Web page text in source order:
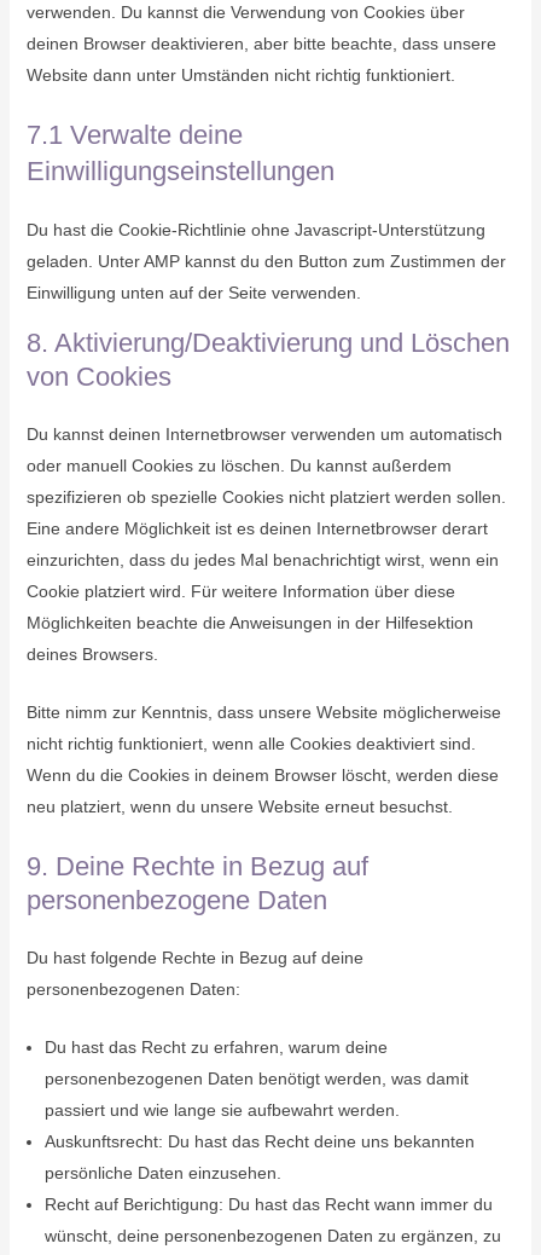
verwenden. Du kannst die Verwendung von Cookies über
deinen Browser deaktivieren, aber bitte beachte, dass unsere
Website dann unter Umständen nicht richtig funktioniert.
7.1 Verwalte deine
Einwilligungseinstellungen
Du hast die Cookie-Richtlinie ohne Javascript-Unterstützung
geladen. Unter AMP kannst du den Button zum Zustimmen der
Einwilligung unten auf der Seite verwenden.
8. Aktivierung/Deaktivierung und Löschen
von Cookies
Du kannst deinen Internetbrowser verwenden um automatisch
oder manuell Cookies zu löschen. Du kannst außerdem
spezifizieren ob spezielle Cookies nicht platziert werden sollen.
Eine andere Möglichkeit ist es deinen Internetbrowser derart
einzurichten, dass du jedes Mal benachrichtigt wirst, wenn ein
Cookie platziert wird. Für weitere Information über diese
Möglichkeiten beachte die Anweisungen in der Hilfesektion
deines Browsers.
Bitte nimm zur Kenntnis, dass unsere Website möglicherweise
nicht richtig funktioniert, wenn alle Cookies deaktiviert sind.
Wenn du die Cookies in deinem Browser löscht, werden diese
neu platziert, wenn du unsere Website erneut besuchst.
9. Deine Rechte in Bezug auf
personenbezogene Daten
Du hast folgende Rechte in Bezug auf deine
personenbezogenen Daten:
Du hast das Recht zu erfahren, warum deine
personenbezogenen Daten benötigt werden, was damit
passiert und wie lange sie aufbewahrt werden.
Auskunftsrecht: Du hast das Recht deine uns bekannten
persönliche Daten einzusehen.
Recht auf Berichtigung: Du hast das Recht wann immer du
wünscht, deine personenbezogenen Daten zu ergänzen, zu